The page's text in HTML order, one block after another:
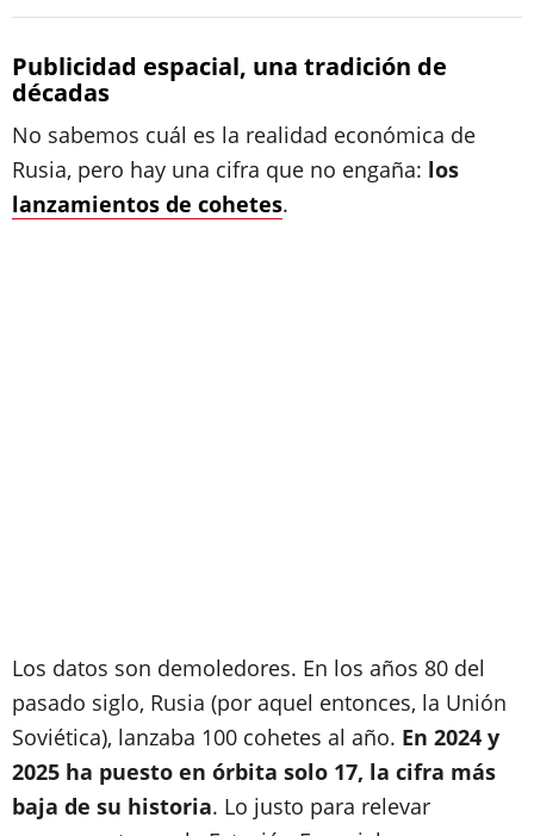
Publicidad espacial, una tradición de
décadas
No sabemos cuál es la realidad económica de
Rusia, pero hay una cifra que no engaña: los
lanzamientos de cohetes.
Los datos son demoledores. En los años 80 del
pasado siglo, Rusia (por aquel entonces, la Unión
Soviética), lanzaba 100 cohetes al año. En 2024 y
2025 ha puesto en órbita solo 17, la cifra más
baja de su historia. Lo justo para relevar